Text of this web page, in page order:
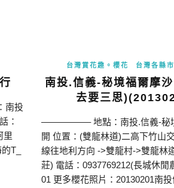
南投
：
里
T_
台灣賞花趣。櫻花 台灣各縣市
南投.信義-秘境福爾摩
去要三思
—————– 地點：南投.信義-秘
開 位置：(雙龍林道)二高下竹山
線往地利方向 ->雙龍村->雙龍林
莊) 電話：0937769212(長城休閒
01 更多櫻花照片：20130201南